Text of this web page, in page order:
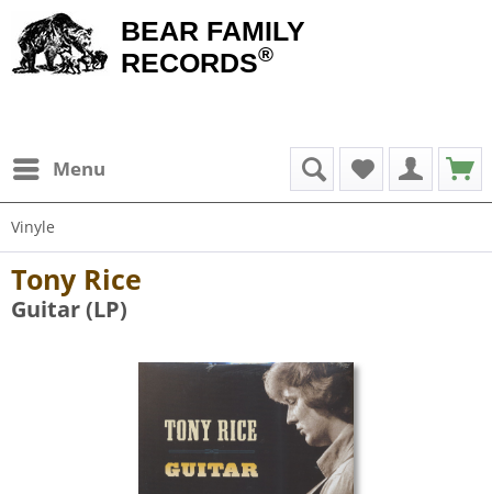
BEAR FAMILY
RECORDS®
Menu
Vinyle
Tony Rice
Guitar (LP)